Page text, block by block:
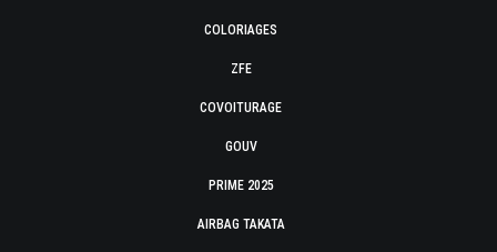
COLORIAGES
ZFE
COVOITURAGE
GOUV
PRIME 2025
AIRBAG TAKATA